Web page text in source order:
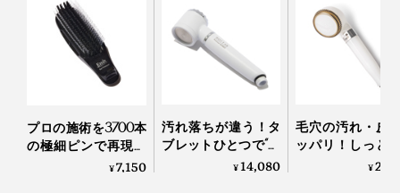
周りから、襟足から、それぞれ頭頂部に向かってブラッ
シング。髪を引き上げていく感覚で、片手で、頭皮をな
ぞっていってください。
るより、髪を部分的にすくっては、根元からなぞって、
をくり返したほうが、より気持ちいいです。
プロの施術を3700本
の極細ピンで再現す
る「トリートメント
¥7,150
汚れ落ちが違う！タ
ブレットひとつで“重
炭酸湯”が浴びれる｜
¥14,080
毛穴の汚れ・皮
ッパリ！しっと
カホカ気持ち
¥